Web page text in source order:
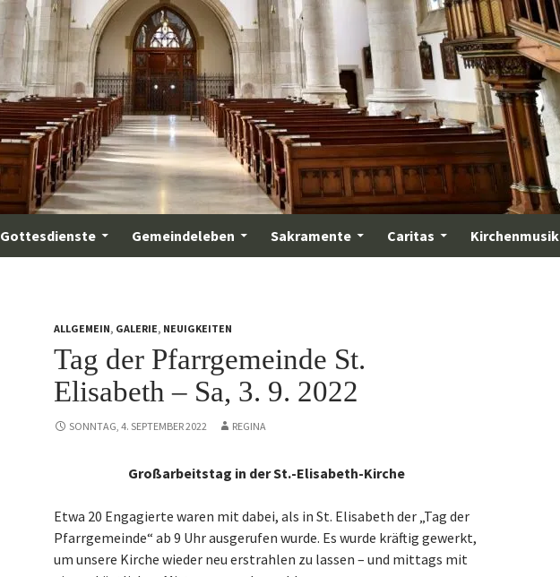
Gottesdienste Gemeindeleben Sakramente Caritas Kirchenmusik
ALLGEMEIN, GALERIE, NEUIGKEITEN
Tag der Pfarrgemeinde St.
Elisabeth – Sa, 3. 9. 2022
SONNTAG, 4. SEPTEMBER 2022 REGINA
Großarbeitstag in der St.-Elisabeth-Kirche
Etwa 20 Engagierte waren mit dabei, als in St. Elisabeth der „Tag der
Pfarrgemeinde“ ab 9 Uhr ausgerufen wurde. Es wurde kräftig gewerkt,
um unsere Kirche wieder neu erstrahlen zu lassen – und mittags mit